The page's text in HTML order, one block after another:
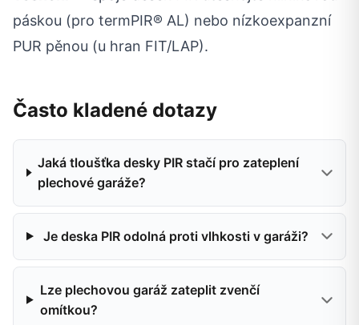
páskou (pro termPIR® AL) nebo nízkoexpanzní
PUR pěnou (u hran FIT/LAP).
Často kladené dotazy
Jaká tloušťka desky PIR stačí pro zateplení
plechové garáže?
Je deska PIR odolná proti vlhkosti v garáži?
Lze plechovou garáž zateplit zvenčí
omítkou?